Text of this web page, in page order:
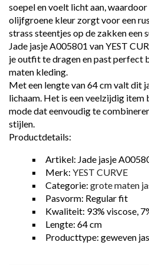
soepel en voelt licht aan,
olijfgroene kleur zorgt voor een
strass steentjes op de zakken een
Jade jasje A005801 van YEST
je outfit te dragen en past perfect
maten kleding.
Met een lengte van 64 cm valt dit
lichaam. Het is een veelzijdig item
mode dat eenvoudig te
stijlen.
Productdetails:
Artikel: Jade jasje
Merk: YEST CURVE
Categorie: grote maten
Pasvorm: Regular fit
Kwaliteit: 93% viscose,
Lengte: 64 cm
Producttype: geweven